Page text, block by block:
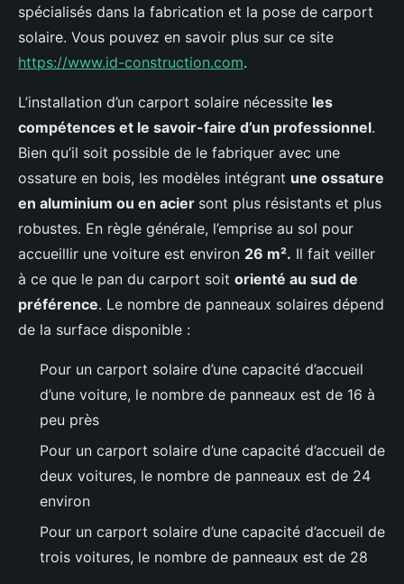
spécialisés dans la fabrication et la pose de carport
solaire. Vous pouvez en savoir plus sur ce site
https://www.id-construction.com.
L’installation d’un carport solaire nécessite les
compétences et le savoir-faire d’un professionnel.
Bien qu’il soit possible de le fabriquer avec une
ossature en bois, les modèles intégrant une ossature
en aluminium ou en acier sont plus résistants et plus
robustes. En règle générale, l’emprise au sol pour
accueillir une voiture est environ 26 m². Il fait veiller
à ce que le pan du carport soit orienté au sud de
préférence. Le nombre de panneaux solaires dépend
de la surface disponible :
Pour un carport solaire d’une capacité d’accueil
d’une voiture, le nombre de panneaux est de 16 à
peu près
Pour un carport solaire d’une capacité d’accueil de
deux voitures, le nombre de panneaux est de 24
environ
Pour un carport solaire d’une capacité d’accueil de
trois voitures, le nombre de panneaux est de 28